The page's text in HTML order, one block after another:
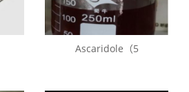
Ascaridole（5